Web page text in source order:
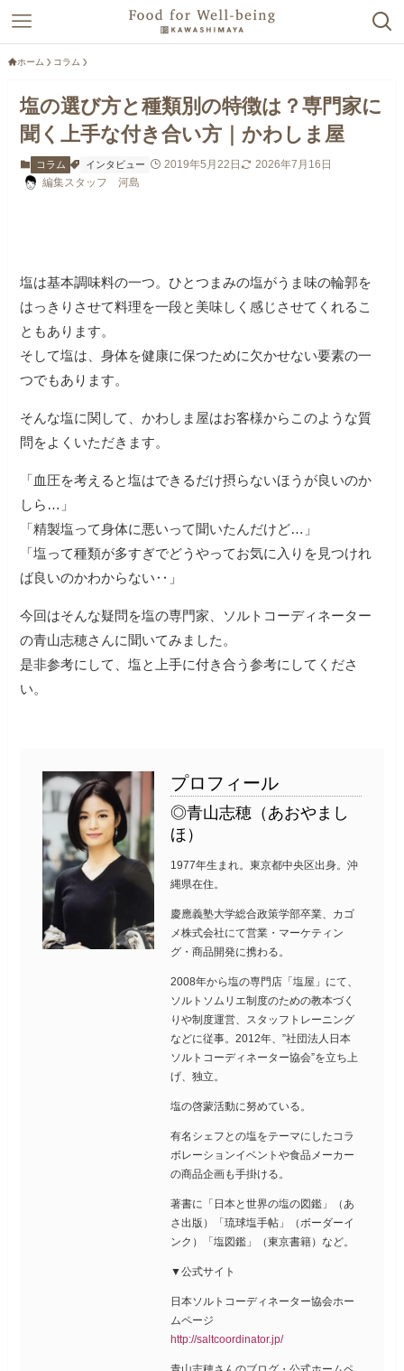
ホーム コラム
塩の選び方と種類別の特徴は？専門家に
聞く上手な付き合い方｜かわしま屋
コラム インタビュー 2019年5月22日
2026年7月16日
編集スタッフ 河島
塩は基本調味料の一つ。ひとつまみの塩がうま味の輪郭を
はっきりさせて料理を一段と美味しく感じさせてくれるこ
ともあります。
そして塩は、身体を健康に保つために欠かせない要素の一
つでもあります。
そんな塩に関して、かわしま屋はお客様からこのような質
問をよくいただきます。
「血圧を考えると塩はできるだけ摂らないほうが良いのか
しら…」
「精製塩って身体に悪いって聞いたんだけど…」
「塩って種類が多すぎでどうやってお気に入りを見つけれ
ば良いのかわからない‥」
今回はそんな疑問を塩の専門家、ソルトコーディネーター
の青山志穂さんに聞いてみました。
是非参考にして、塩と上手に付き合う参考にしてくださ
い。
プロフィール
◎青山志穂（あおやまし
ほ）
1977年生まれ。東京都中央区出身。沖
縄県在住。
慶應義塾大学総合政策学部卒業、カゴ
メ株式会社にて営業・マーケティン
グ・商品開発に携わる。
2008年から塩の専門店「塩屋」にて、
ソルトソムリエ制度のための教本づく
りや制度運営、スタッフトレーニング
などに従事。2012年、”社団法人日本
ソルトコーディネーター協会”を立ち上
げ、独立。
塩の啓蒙活動に努めている。
有名シェフとの塩をテーマにしたコラ
ボレーションイベントや食品メーカー
の商品企画も手掛ける。
著書に「日本と世界の塩の図鑑」（あ
さ出版）「琉球塩手帖」（ボーダーイ
ンク）「塩図鑑」（東京書籍）など。
▼公式サイト
日本ソルトコーディネーター協会ホー
ムページ
http://saltcoordinator.jp/